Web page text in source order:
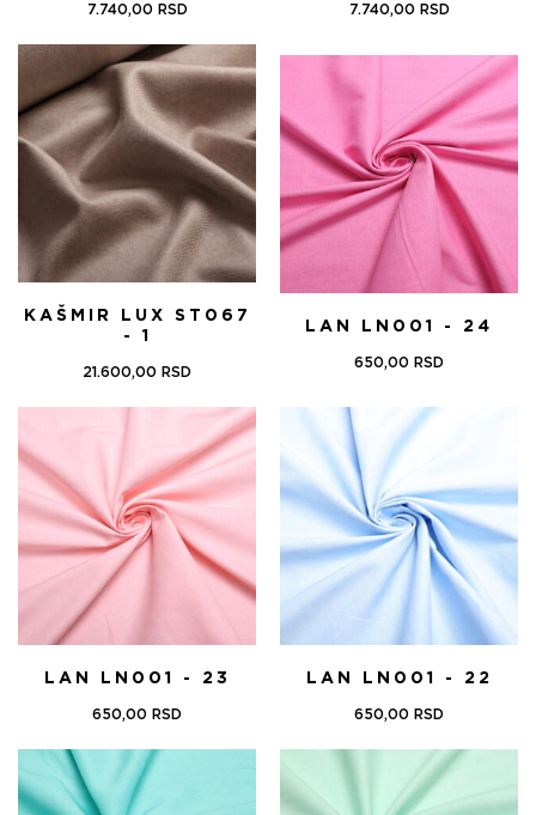
7.740,00 RSD 7.740,00 RSD
KAŠMIR LUX ST067
- 1
21.600,00 RSD
LAN LN001 - 24
650,00 RSD
LAN LN001 - 23
650,00 RSD
LAN LN001 - 22
650,00 RSD